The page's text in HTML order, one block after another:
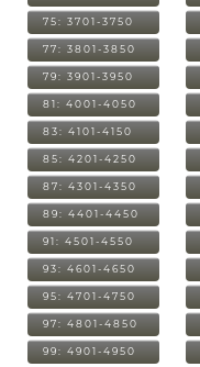
75: 3701-3750
77: 3801-3850
79: 3901-3950
81: 4001-4050
83: 4101-4150
85: 4201-4250
87: 4301-4350
89: 4401-4450
91: 4501-4550
93: 4601-4650
95: 4701-4750
97: 4801-4850
99: 4901-4950